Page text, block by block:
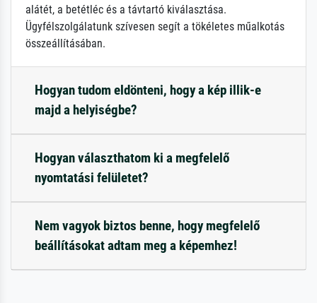
alátét, a betétléc és a távtartó kiválasztása.
Ügyfélszolgálatunk szívesen segít a tökéletes műalkotás
összeállításában.
Hogyan tudom eldönteni, hogy a kép illik-e
majd a helyiségbe?
Hogyan választhatom ki a megfelelő
nyomtatási felületet?
Nem vagyok biztos benne, hogy megfelelő
beállításokat adtam meg a képemhez!